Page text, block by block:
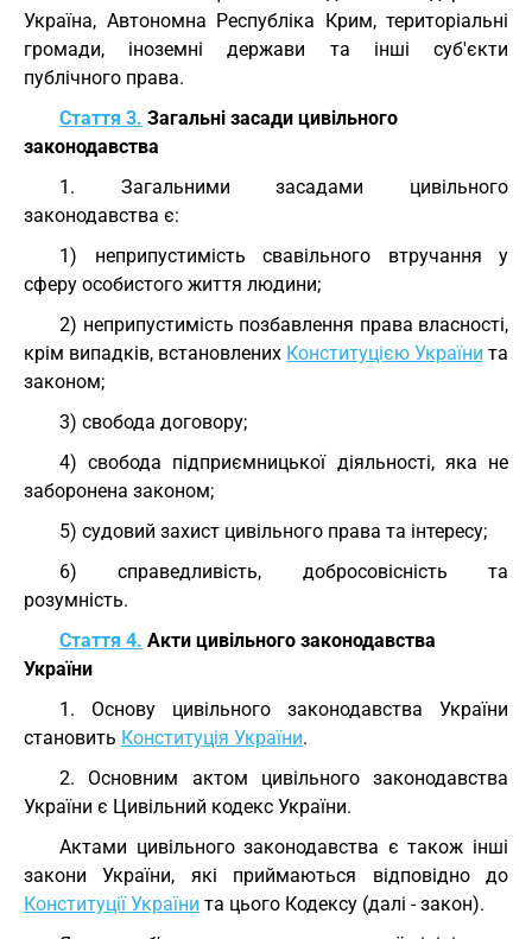
Україна, Автономна Республіка Крим, територіальні
громади, іноземні держави та інші суб'єкти
публічного права.
Стаття 3. Загальні засади цивільного
законодавства
1. Загальними засадами цивільного
законодавства є:
1) неприпустимість свавільного втручання у
сферу особистого життя людини;
2) неприпустимість позбавлення права власності,
крім випадків, встановлених Конституцією України та
законом;
3) свобода договору;
4) свобода підприємницької діяльності, яка не
заборонена законом;
5) судовий захист цивільного права та інтересу;
6) справедливість, добросовісність та
розумність.
Стаття 4. Акти цивільного законодавства
України
1. Основу цивільного законодавства України
становить Конституція України.
2. Основним актом цивільного законодавства
України є Цивільний кодекс України.
Актами цивільного законодавства є також інші
закони України, які приймаються відповідно до
Конституції України та цього Кодексу (далі - закон).